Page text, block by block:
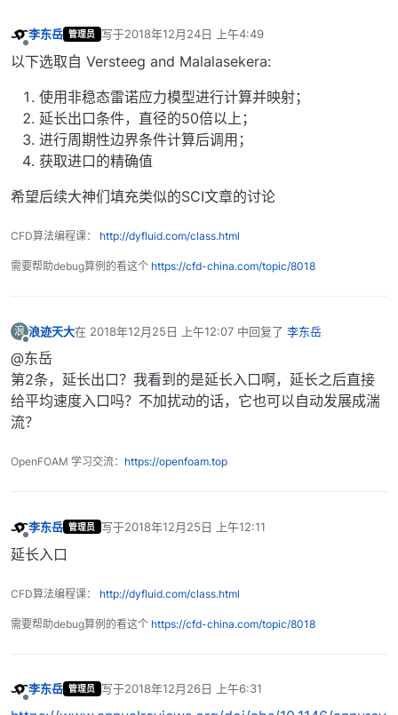
李东岳 管理员 写于2018年12月24日 上午4:49
最后由 编辑
以下选取自 Versteeg and Malalasekera:
使用非稳态雷诺应力模型进行计算并映射；
延长出口条件，直径的50倍以上；
进行周期性边界条件计算后调用；
获取进口的精确值
希望后续大神们填充类似的SCI文章的讨论
CFD算法编程课： http://dyfluid.com/class.html
需要帮助debug算例的看这个 https://cfd-china.com/topic/8018
浪 浪迹天大在 2018年12月25日 上午12:07 中回复了 李东岳
最后由 编辑
@东岳
第2条，延长出口？我看到的是延长入口啊，延长之后直接
给平均速度入口吗？不加扰动的话，它也可以自动发展成湍
流？
OpenFOAM 学习交流： https://openfoam.top
李东岳 管理员 写于2018年12月25日 上午12:11
最后由 编辑
延长入口
CFD算法编程课： http://dyfluid.com/class.html
需要帮助debug算例的看这个 https://cfd-china.com/topic/8018
李东岳 管理员 写于2018年12月26日 上午6:31
最后由 编辑